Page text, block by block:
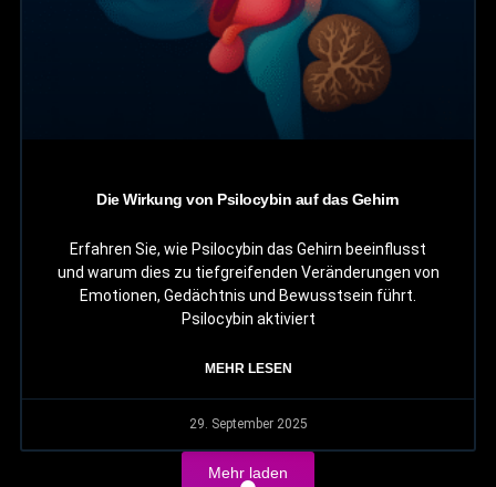
Die Wirkung von Psilocybin auf das Gehirn
Erfahren Sie, wie Psilocybin das Gehirn beeinflusst
und warum dies zu tiefgreifenden Veränderungen von
Emotionen, Gedächtnis und Bewusstsein führt.
Psilocybin aktiviert
MEHR LESEN
29. September 2025
Mehr laden